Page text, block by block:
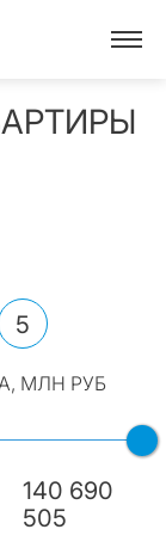
5
МЛН РУБ
140 690
505